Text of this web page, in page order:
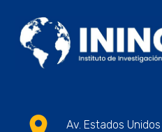
Av. Estados